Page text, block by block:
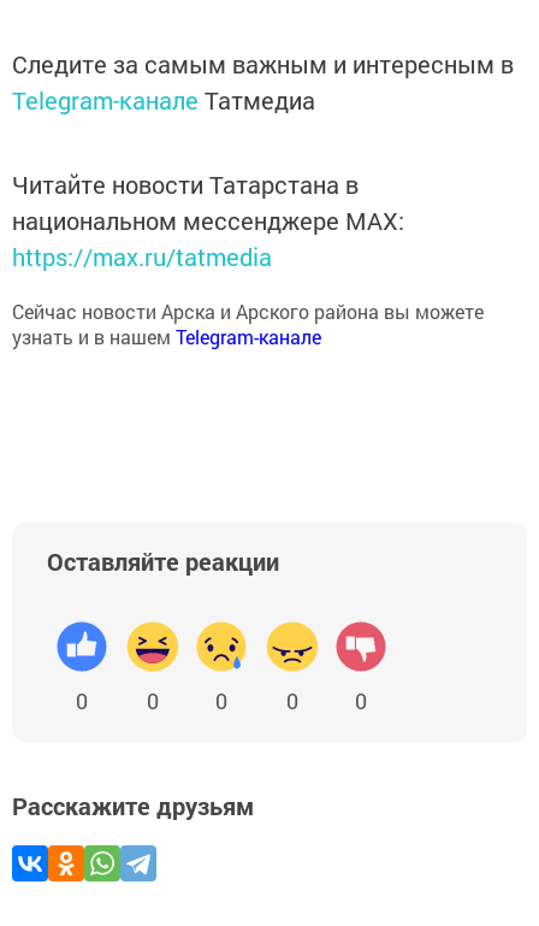
Следите за самым важным и интересным в
Telegram-канале Татмедиа
Читайте новости Татарстана в
национальном мессенджере MАХ:
https://max.ru/tatmedia
Сейчас новости Арска и Арского района вы можете
узнать и в нашем Telegram-канале
Оставляйте реакции
0 0 0 0 0
Расскажите друзьям